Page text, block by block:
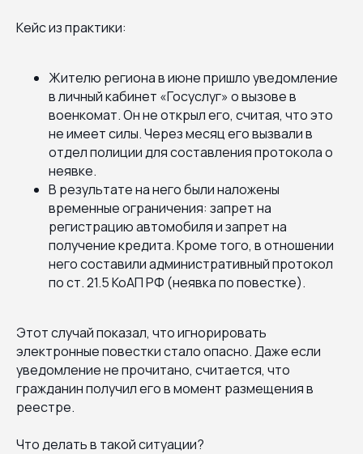
Кейс из практики:
Жителю региона в июне пришло уведомление
в личный кабинет «Госуслуг» о вызове в
военкомат. Он не открыл его, считая, что это
не имеет силы. Через месяц его вызвали в
отдел полиции для составления протокола о
неявке.
В результате на него были наложены
временные ограничения: запрет на
регистрацию автомобиля и запрет на
получение кредита. Кроме того, в отношении
него составили административный протокол
по ст. 21.5 КоАП РФ (неявка по повестке).
Этот случай показал, что игнорировать
электронные повестки стало опасно. Даже если
уведомление не прочитано, считается, что
гражданин получил его в момент размещения в
реестре.
Что делать в такой ситуации?